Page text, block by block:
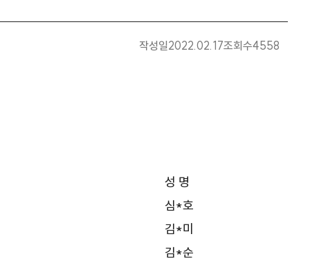
작성일2022.02.17조회수4558
성 명
심*호
김*미
김*순